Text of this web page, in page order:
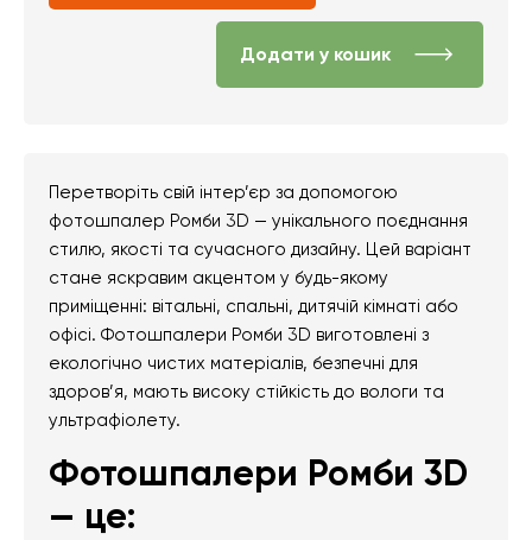
Додати у кошик
Перетворіть свій інтер’єр за допомогою
фотошпалер Ромби 3D — унікального поєднання
стилю, якості та сучасного дизайну. Цей варіант
стане яскравим акцентом у будь-якому
приміщенні: вітальні, спальні, дитячій кімнаті або
офісі. Фотошпалери Ромби 3D виготовлені з
екологічно чистих матеріалів, безпечні для
здоров’я, мають високу стійкість до вологи та
ультрафіолету.
Фотошпалери Ромби 3D
— це: